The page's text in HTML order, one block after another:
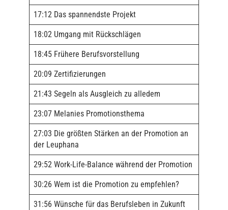
17:12 Das spannendste Projekt
18:02 Umgang mit Rückschlägen
18:45 Frühere Berufsvorstellung
20:09 Zertifizierungen
21:43 Segeln als Ausgleich zu alledem
23:07 Melanies Promotionsthema
27:03 Die größten Stärken an der Promotion an
der Leuphana
29:52 Work-Life-Balance während der Promotion
30:26 Wem ist die Promotion zu empfehlen?
31:56 Wünsche für das Berufsleben in Zukunft